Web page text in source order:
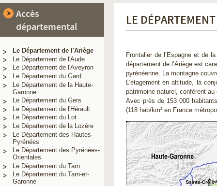
Accès
départemental
Le Département de l'Ariège
Le Département de l'Aude
Le Département de l'Aveyron
Le Département du Gard
Le Département de la Haute-
Garonne
Le Département du Gers
Le Département de l'Hérault
Le Département du Lot
Le Département de la Lozère
Le Département des Hautes-
Pyrénées
Le Département des Pyrénées-
Orientales
Le Département du Tarn
Le Département du Tarn-et-
Garonne
LE
Frontalier de l’Espagne et de
département de l’Ariège est
pyrénéenne. La montagne
L’étagement en altitude, la
patrimoine naturel, confèrent
Avec près de 153 000
(118 hab/km² en France